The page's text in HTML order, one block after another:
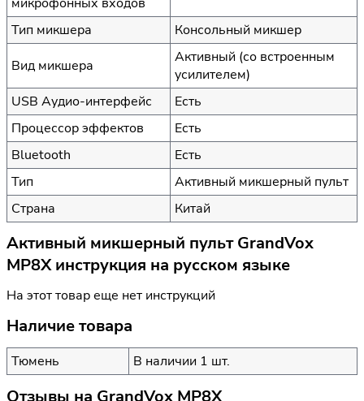
Тип микшера
Консольный микшер
Вид микшера
Активный (со встроенным
усилителем)
USB Аудио-интерфейс
Есть
Процессор эффектов
Есть
Bluetooth
Есть
Тип
Активный микшерный пульт
Страна
Китай
Активный микшерный пульт GrandVox
MP8X инструкция на русском языке
На этот товар еще нет инструкций
Наличие товара
Тюмень В наличии 1 шт.
Отзывы на GrandVox MP8X